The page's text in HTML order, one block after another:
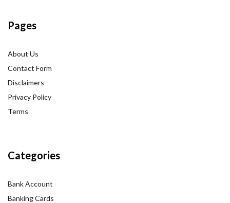
Pages
About Us
Contact Form
Disclaimers
Privacy Policy
Terms
Categories
Bank Account
Banking Cards